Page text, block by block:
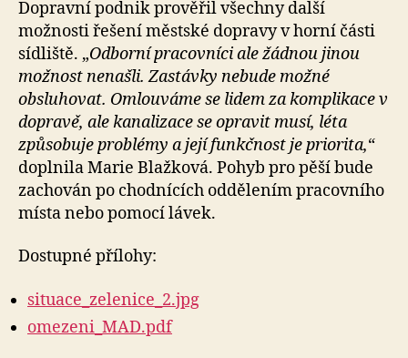
Dopravní podnik prověřil všechny další
možnosti řešení městské dopravy v horní části
sídliště. „Odborní pracovníci ale žádnou jinou
možnost nenašli. Zastávky nebude možné
obsluhovat. Omlouváme se lidem za komplikace v
dopravě, ale kanalizace se opravit musí, léta
způsobuje problémy a její funkčnost je priorita,“
doplnila Marie Blažková. Pohyb pro pěší bude
zachován po chodnících oddělením pracovního
místa nebo pomocí lávek.
Dostupné přílohy:
situace_zelenice_2.jpg
omezeni_MAD.pdf